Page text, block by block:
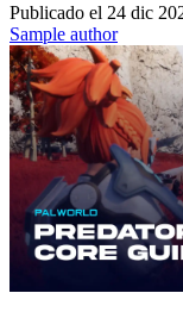
Publicado el 24 dic
Sample author